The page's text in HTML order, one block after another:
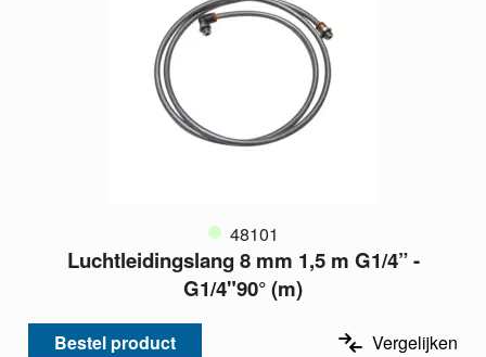
48101
Luchtleidingslang 8 mm 1,5 m G1/4” -
G1/4"90° (m)
Bestel product Vergelijken